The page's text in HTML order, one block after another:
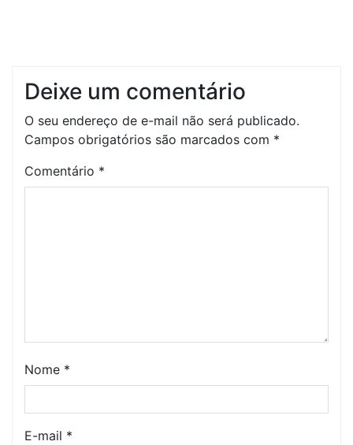
Deixe um comentário
O seu endereço de e-mail não será publicado.
Campos obrigatórios são marcados com *
Comentário *
Nome *
E-mail *